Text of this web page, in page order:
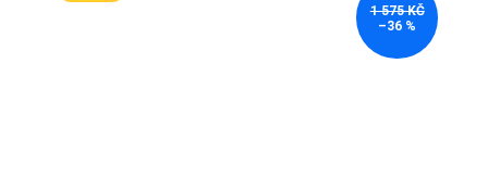
1 575 KČ
–36 %